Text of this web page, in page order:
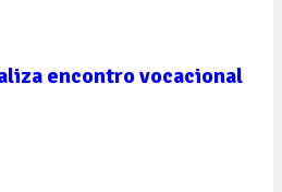
encontro vocacional